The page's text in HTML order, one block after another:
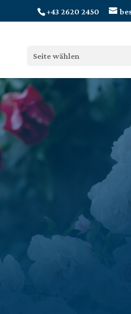
+43 2620 2450
Seite wählen